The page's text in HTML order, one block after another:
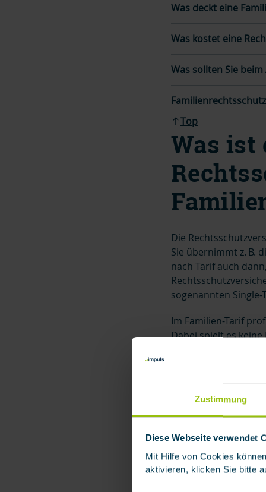
Zustimmung
Diese Webseite verwendet
Mit Hilfe von Cookies
aktivieren, klicken Sie bitte
Was deckt eine
Was kostet eine
Was sollten Sie
Top
Was ist
Die
Sie übernimmt z. B.
nach Tarif auch
sogenannten
Im Familien-Tarif
Dabei spielt es
Top
Wer ist